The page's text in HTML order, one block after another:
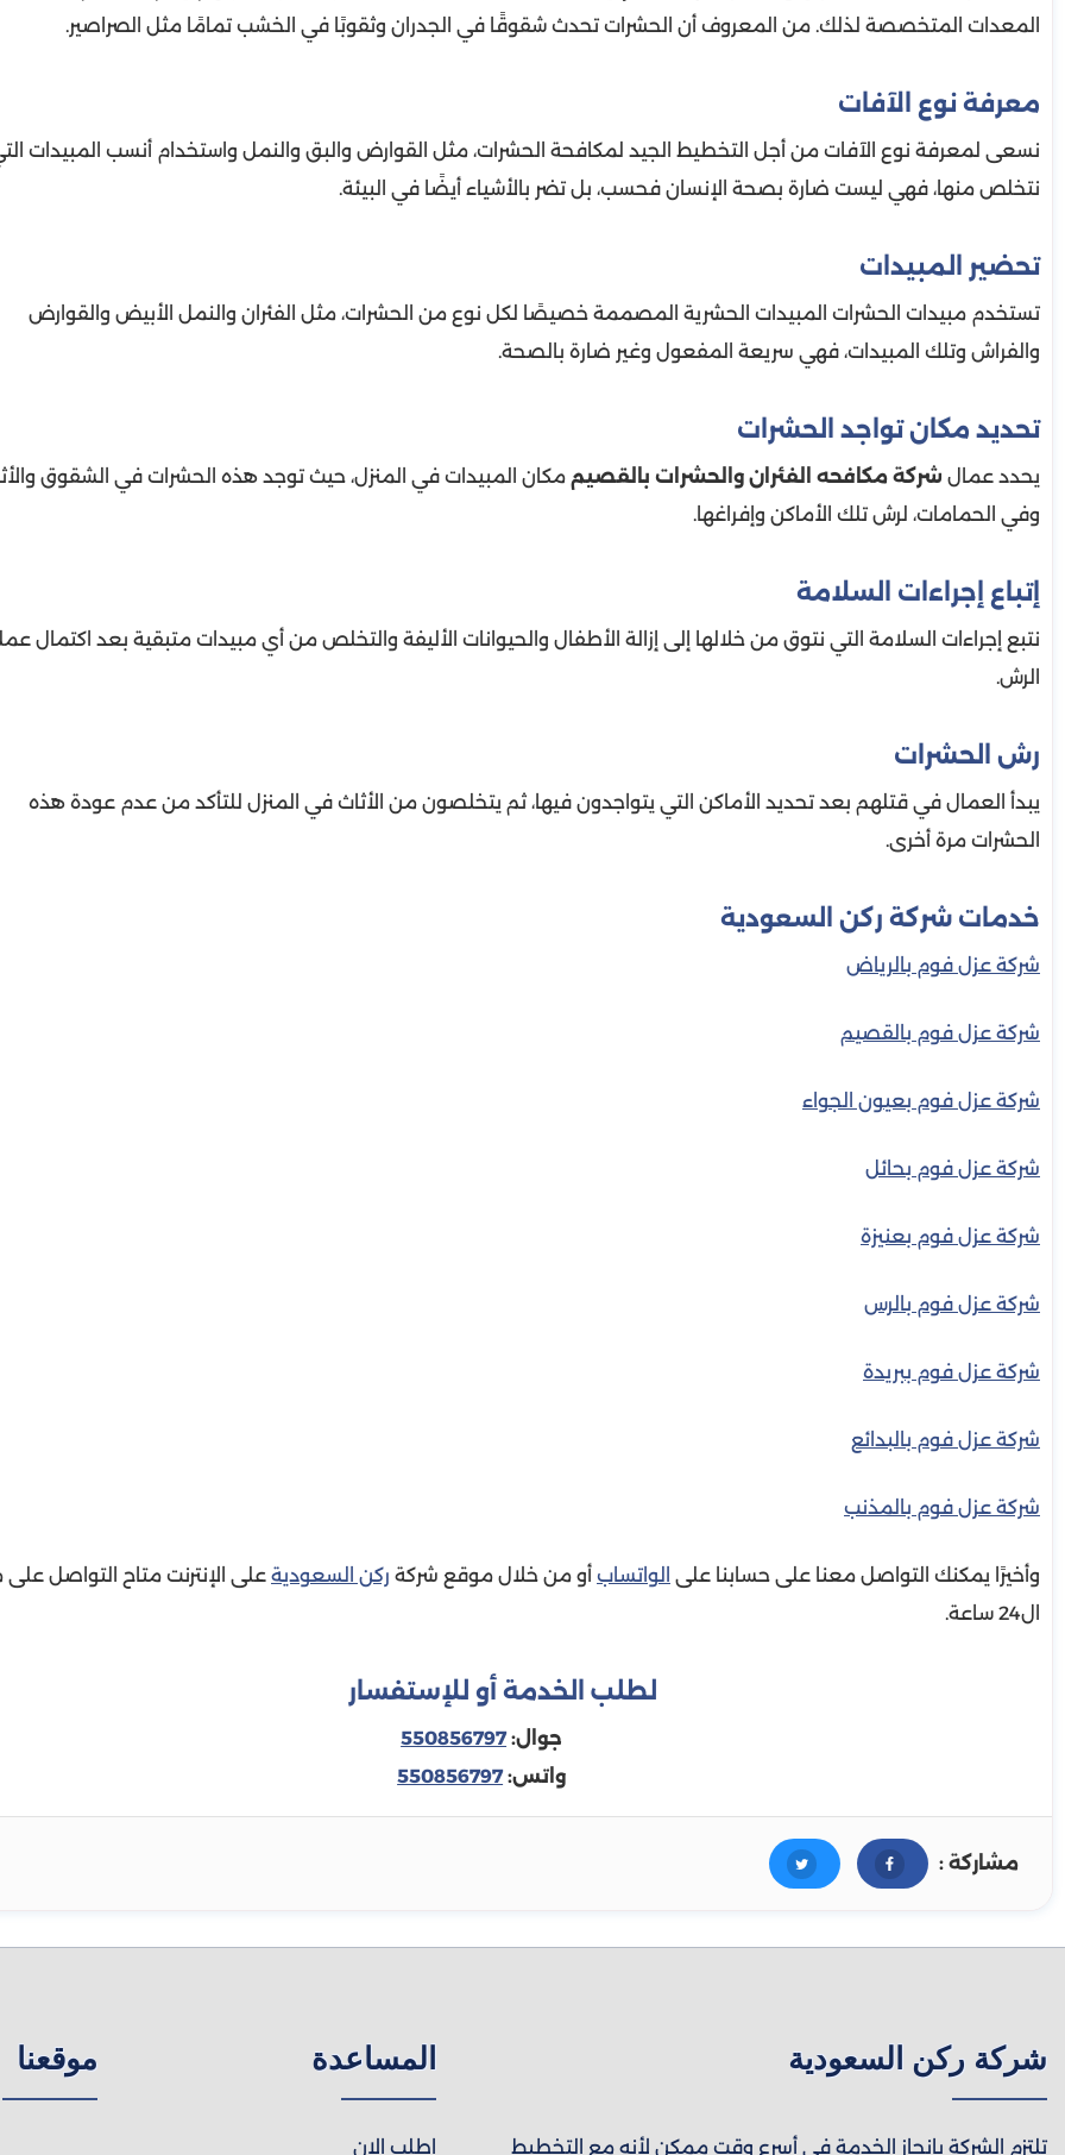
المعدات المتخصصة لذلك. من المعروف أن الحشرات تحدث شقوقًا في الجدران وثقوبًا في الخشب تمامًا مثل الصراصير.
معرفة نوع الآفات
نسعى لمعرفة نوع الآفات من أجل التخطيط الجيد لمكافحة الحشرات، مثل القوارض والبق والنمل واستخدام أنسب المبيدات
نتخلص منها، فهي ليست ضارة بصحة الإنسان فحسب، بل تضر بالأشياء أيضًا في البيئة.
تحضير المبيدات
تستخدم مبيدات الحشرات المبيدات الحشرية المصممة خصيصًا لكل نوع من الحشرات، مثل الفئران والنمل الأبيض والقوارض
والفراش وتلك المبيدات، فهي سريعة المفعول وغير ضارة بالصحة.
تحديد مكان تواجد الحشرات
يحدد عمال شركة مكافحه الفئران والحشرات بالقصيم مكان المبيدات في المنزل، حيث توجد هذه الحشرات في الشقوق
وفي الحمامات، لرش تلك الأماكن وإفراغها.
إتباع إجراءات السلامة
نتبع إجراءات السلامة التي نتوق من خلالها إلى إزالة الأطفال والحيوانات الأليفة والتخلص من أي مبيدات متبقية بعد اكتمال
الرش.
رش الحشرات
يبدأ العمال في قتلهم بعد تحديد الأماكن التي يتواجدون فيها، ثم يتخلصون من الأثاث في المنزل للتأكد من عدم عودة هذه
الحشرات مرة أخرى.
خدمات شركة ركن السعودية
شركة عزل فوم بالرياض
شركة عزل فوم بالقصيم
شركة عزل فوم بعيون الجواء
شركة عزل فوم بحائل
شركة عزل فوم بعنيزة
شركة عزل فوم بالرس
شركة عزل فوم ببريدة
شركة عزل فوم بالبدائع
شركة عزل فوم بالمذنب
وأخيرًا يمكنك التواصل معنا على حسابنا على الواتساب أو من خلال موقع شركة ركن السعودية على الإنترنت متاح التواصل على
ال24 ساعة.
لطلب الخدمة أو للإستفسار
جوال:550856797
واتس:550856797
مشاركة :
شركة ركن السعودية
تلتزم الشركة بإنجاز الخدمة في أسرع وقت ممكن لأنه مع التخطيط
المساعدة
اطلب الان
موقعنا